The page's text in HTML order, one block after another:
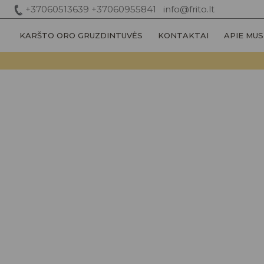
Pereiti+37060513639 +37060955841 info@frito.lt
KARŠTO ORO GRUZDINTUVĖS KONTAKTAI APIE MUS